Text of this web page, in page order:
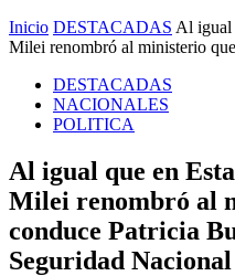
Inicio DESTACADAS Al igual
Milei renombró al ministerio
DESTACADAS
NACIONALES
POLITICA
Al igual que en
Milei renombró al
conduce Patricia
Seguridad Nacional